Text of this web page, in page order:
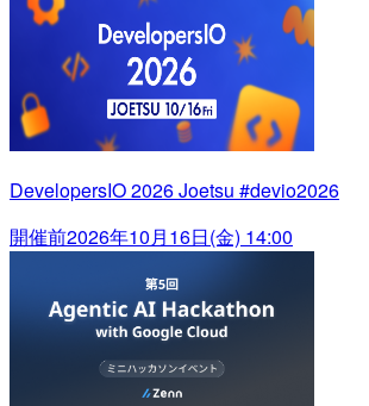
DevelopersIO 2026 Joetsu #devio2026
開催前2026年10月16日(金) 14:00